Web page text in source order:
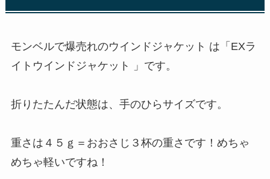
モンベルで爆売れのウインドジャケット は「EXラ
イトウインドジャケット 」です。
折りたたんだ状態は、手のひらサイズです。
重さは４５ｇ＝おおさじ３杯の重さです！めちゃ
めちゃ軽いですね！